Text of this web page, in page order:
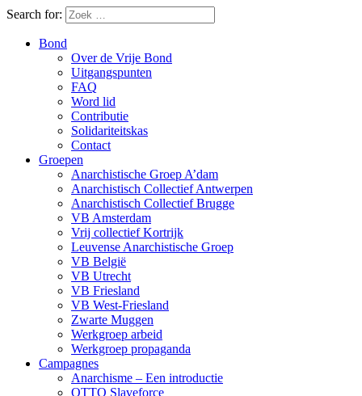
Search for:
Bond
Over de Vrije Bond
Uitgangspunten
FAQ
Word lid
Contributie
Solidariteitskas
Contact
Groepen
Anarchistische Groep A’dam
Anarchistisch Collectief Antwerpen
Anarchistisch Collectief Brugge
VB Amsterdam
Vrij collectief Kortrijk
Leuvense Anarchistische Groep
VB België
VB Utrecht
VB Friesland
VB West-Friesland
Zwarte Muggen
Werkgroep arbeid
Werkgroep propaganda
Campagnes
Anarchisme – Een introductie
OTTO Slaveforce